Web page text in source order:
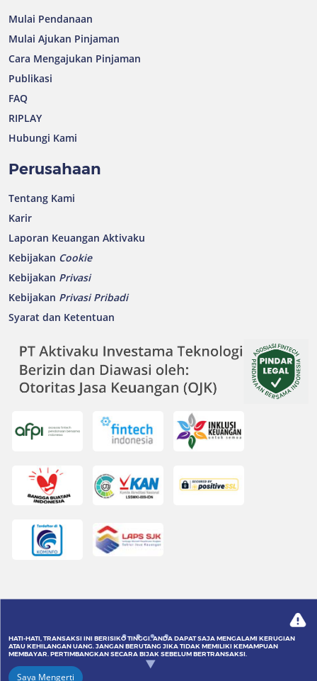
Mulai Pendanaan
Mulai Ajukan Pinjaman
Cara Mengajukan Pinjaman
Publikasi
FAQ
RIPLAY
Hubungi Kami
Perusahaan
Tentang Kami
Karir
Laporan Keuangan Aktivaku
Kebijakan Cookie
Kebijakan Privasi
Kebijakan Privasi Pribadi
Syarat dan Ketentuan
©2026 PT Aktivaku Investama Teknologi.
HATI-HATI, TRANSAKSI INI BERISIKO TINGGI. ANDA DAPAT SAJA MENGALAMI KERUGIAN
ATAU KEHILANGAN UANG. JANGAN BERUTANG JIKA TIDAK MEMILIKI KEMAMPUAN
MEMBAYAR. PERTIMBANGKAN SECARA BIJAK SEBELUM BERTRANSAKSI.
Saya Mengerti